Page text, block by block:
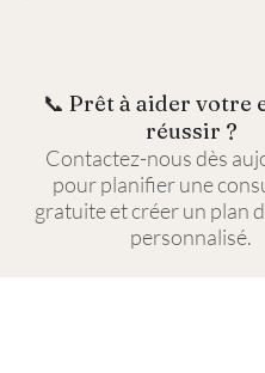
📞 Prêt à aider votre
réussir ?
Contactez-nous dès
pour planifier une
gratuite et créer un plan
personnalisé.